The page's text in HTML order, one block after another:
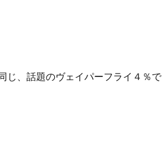
じ、話題のヴェイパーフライ４％で